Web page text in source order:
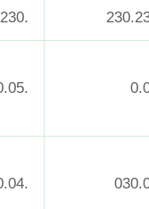
.230.230
.050.05
.0.04